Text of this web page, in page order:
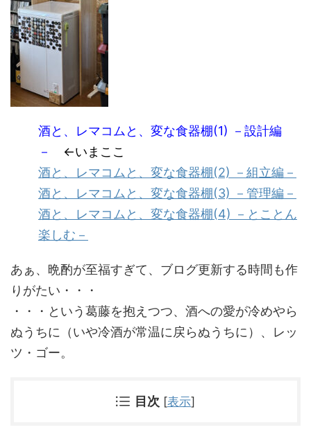
酒と、レマコムと、変な食器棚(1) －設計編
－ ←いまここ
酒と、レマコムと、変な食器棚(2) －組立編－
酒と、レマコムと、変な食器棚(3) －管理編－
酒と、レマコムと、変な食器棚(4) －とことん
楽しむ－
あぁ、晩酌が至福すぎて、ブログ更新する時間も作
りがたい・・・
・・・という葛藤を抱えつつ、酒への愛が冷めやら
ぬうちに（いや冷酒が常温に戻らぬうちに）、レッ
ツ・ゴー。
目次 [表示]